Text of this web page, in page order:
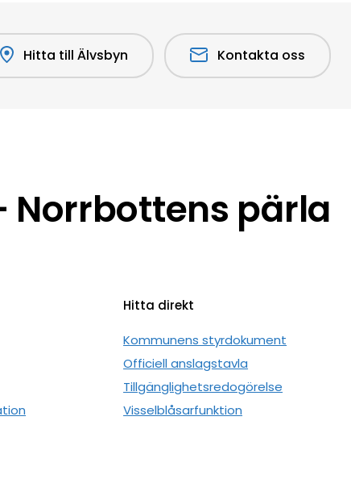
Hitta till Älvsbyn Kontakta oss
Norrbottens pärla
Hitta direkt
Kommunens styrdokument
Officiell anslagstavla
Tillgänglighetsredogörelse
Visselblåsarfunktion